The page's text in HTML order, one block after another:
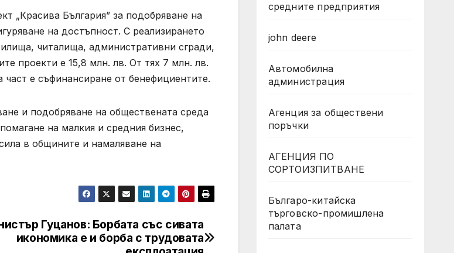
„Красива България” за подобряване на
на достъпност. С реализирането
читалища, административни сгради,
проекти е 15,8 млн. лв. От тях 7 млн. лв.
част е съфинансиране от бенефициентите.
и подобряване на обществената среда
на малкия и средния бизнес,
в общините и намаляване на
Гуцанов: Борбата със сивата
икономика е и борба с трудовата
средните предприятия
john deere
Автомобилна
администрация
Агенция за обществени
поръчки
АГЕНЦИЯ ПО
СОРТОИЗПИТВАНЕ
Българо-китайска
търговско-промишлена
палата